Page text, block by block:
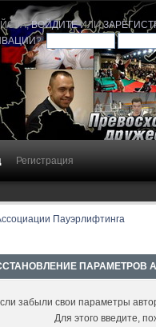
ВОЙДИТЕИЛИ
?
Регистрация
Пауэрлифтинга
ПАРАМЕТРОВ
забыли свои параметры
Для этого введите,